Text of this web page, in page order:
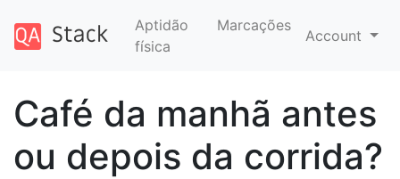
Aptidão
física
Marcações
Account
Café da manhã antes
ou depois da corrida?